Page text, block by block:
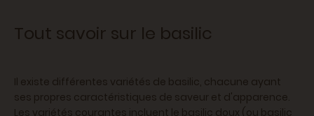
Tout savoir sur le basilic
Il existe différentes variétés de basilic, chacune ayant
ses propres caractéristiques de saveur et d'apparence.
Les variétés courantes incluent le basilic doux (ou basilic